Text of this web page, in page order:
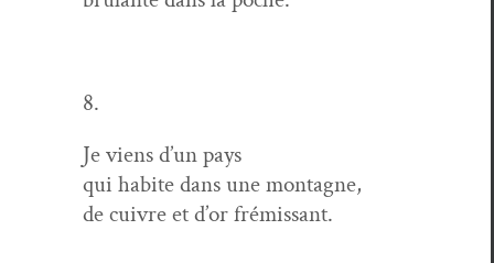
8.
Je viens d’un pays
qui habite dans une montagne,
de cuiv­re et d’or frémissant.